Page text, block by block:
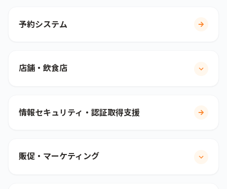
予約システム
店舗・飲食店
情報セキュリティ・認証取得支援
販促・マーケティング